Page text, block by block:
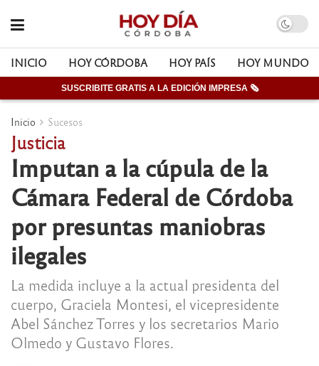
INICIO HOY CÓRDOBA HOY PAÍS HOY MUNDO
SUSCRIBITE GRATIS A LA EDICIÓN IMPRESA 🗞
Inicio Sucesos
Justicia
Imputan a la cúpula de la
Cámara Federal de Córdoba
por presuntas maniobras
ilegales
La medida incluye a la actual presidenta del
cuerpo, Graciela Montesi, el vicepresidente
Abel Sánchez Torres y los secretarios Mario
Olmedo y Gustavo Flores.